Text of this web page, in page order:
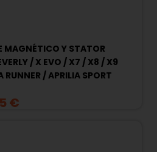
MAGNÉTICO Y STATOR
/ X EVO / X7 / X8 / X9
RUNNER / APRILIA SPORT
€